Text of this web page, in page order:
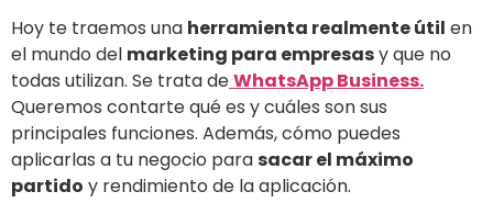
Hoy te traemos una herramienta realmente útil en
el mundo del marketing para empresasy que no
todas utilizan. Se trata deWhatsApp Business.
Queremos contarte qué es y cuáles son sus
principales funciones. Además, cómo puedes
aplicarlas a tu negocio parasacar el máximo
partido y rendimiento de la aplicación.